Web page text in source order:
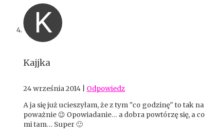
K
Kajjka
24 września 2014
Odpowiedz
A ja się już ucieszyłam, że z tym "co godzinę" to tak na
poważnie 😉 Opowiadanie… a dobra powtórzę się, a co
mi tam… Super 🙂